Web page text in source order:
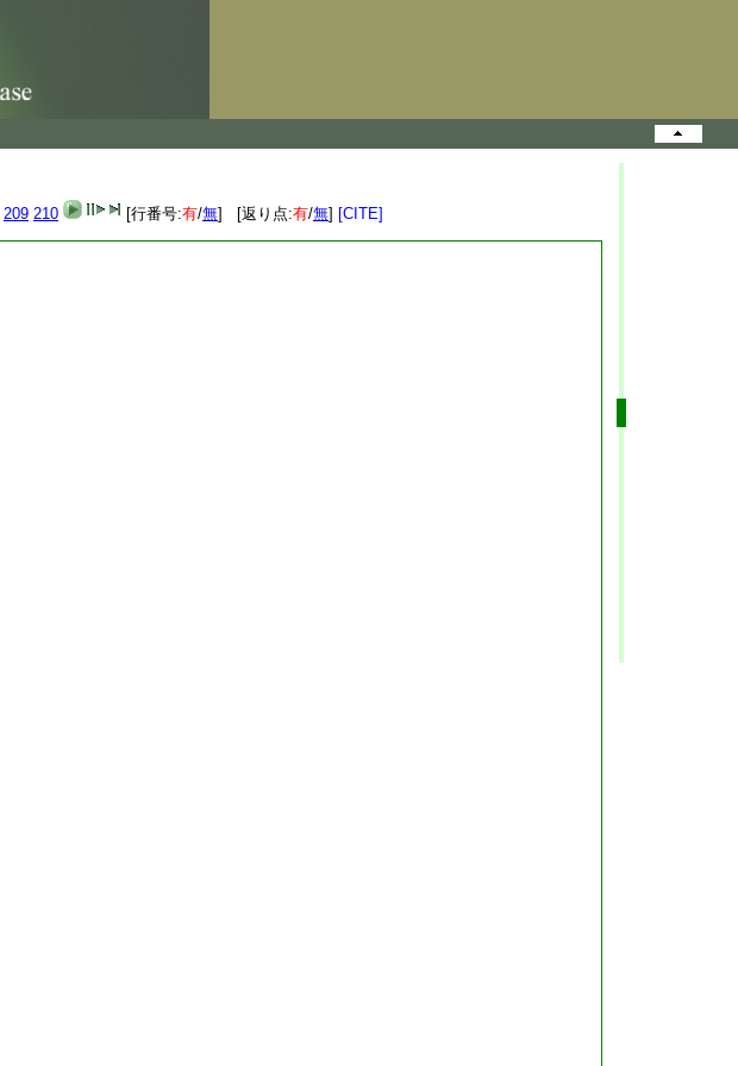
209 210 [行番号:有/無] [返り点:有/無] [CITE]